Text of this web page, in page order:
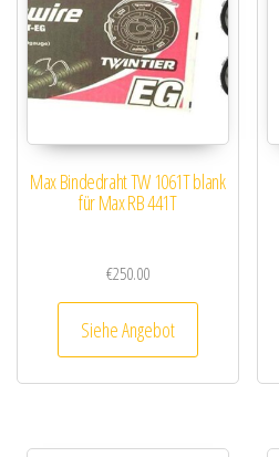
Max Bindedraht TW 1061T blank
für Max RB 441T
€250.00
Siehe Angebot